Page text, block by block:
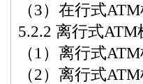
（3）在行式
5.2.2 离行式
（1）离行式
（2）离行式